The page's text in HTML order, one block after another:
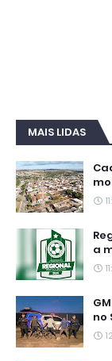
MAIS LIDAS
a
no